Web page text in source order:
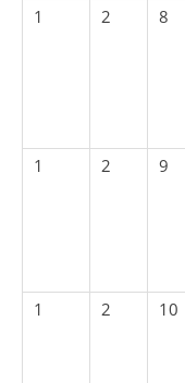
1 2
8
1 2
9
1 2
10